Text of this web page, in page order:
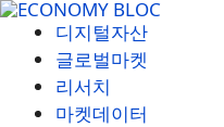
컨
디지털자산
글로벌마켓
리서치
마켓데이터